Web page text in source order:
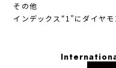
その他
インデックス“1”にダイヤ